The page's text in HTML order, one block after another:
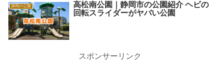
静岡の公園
高松南公園｜静岡市の公園紹介 ヘビの
回転スライダーがヤバい公園
スポンサーリンク